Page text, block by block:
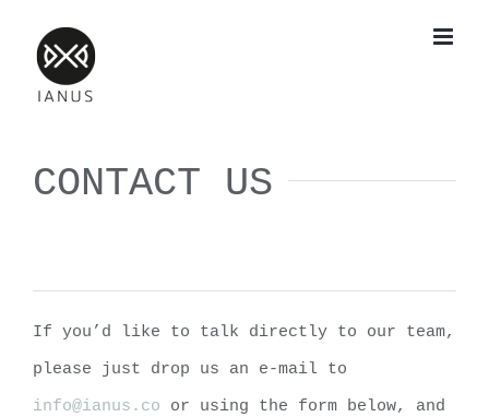
content
CONTACT US
If you’d like to talk directly to our team,
please just drop us an e-mail to
info@ianus.co or using the form below, and